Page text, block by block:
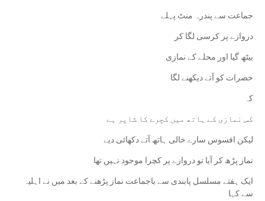
جماعت سے پندرہ منٹ پہلے
دروازے پر کرسی لگا کر
‏بیٹھ گیا اور محلے کے نمازی
حضرات کو آتے دیکھنے لگا
کہ
کس نمازی کے ہاتھ میں کچرے کا شاپر ہے
لیکن افسوس سارے خالی ہاتھ آتے دکھائی دیے
نماز پڑھ کر آیا تو دروازے پر کچرا موجود نہیں تھا
ایک ہفتے مسلسل پابندی سے باجماعت نماز پڑھنے کے بعد میں نے اہلیہ
سے کہا